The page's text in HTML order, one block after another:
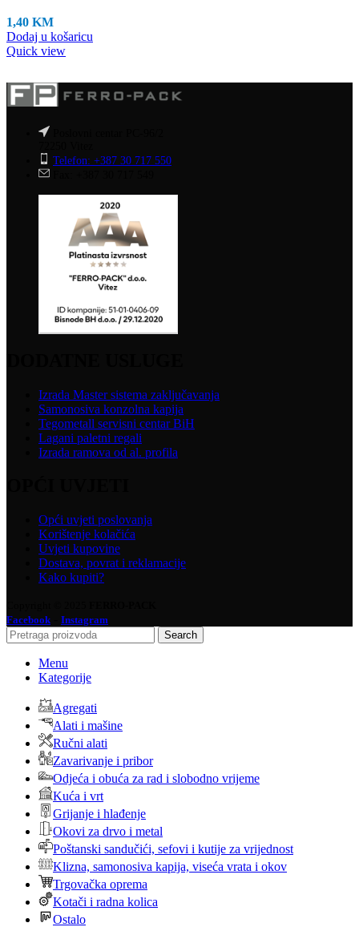
1,40 KM
Dodaj u košaricu
Quick view
Telefon: +387 30 717 550
Izrada Master sistema zaključavanja
Samonosiva konzolna kapija
Tegometall servisni centar BiH
Lagani paletni regali
Izrada ramova od al. profila
Opći uvjeti poslovanja
Korištenje kolačića
Uvjeti kupovine
Dostava, povrat i reklamacije
Kako kupiti?
Facebook
Instagram
Search
Menu
Kategorije
Agregati
Alati i mašine
Ručni alati
Zavarivanje i pribor
Odjeća i obuća za rad i slobodno vrijeme
Kuća i vrt
Grijanje i hlađenje
Okovi za drvo i metal
Poštanski sandučići, sefovi i kutije za vrijednost
Klizna, samonosiva kapija, viseća vrata i okov
Trgovačka oprema
Kotači i radna kolica
Ostalo